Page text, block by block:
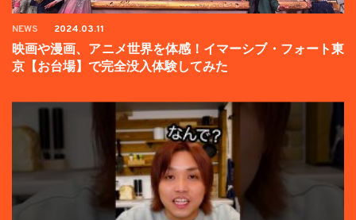
NEWS 2024.03.11
映画や漫画、アニメ世界を体感！イマーシブ・フォート東
京【お台場】で完全没入体験してみた